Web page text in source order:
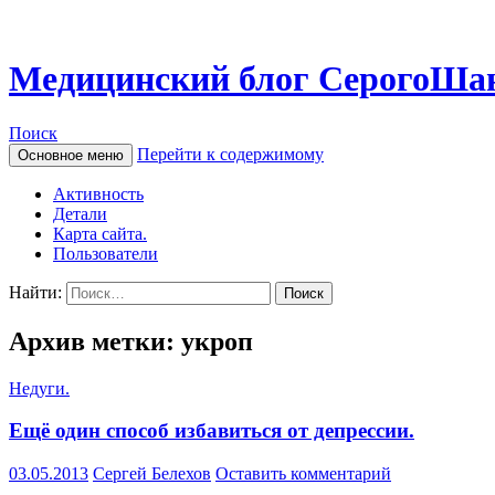
Медицинский блог
Поиск
Основное меню Перейти к содержимому
Активность
Детали
Карта сайта.
Пользователи
Найти:
Архив метки: укроп
Недуги.
Ещё один способ избавиться от депрессии.
03.05.2013 Сергей Белехов Оставить комментарий